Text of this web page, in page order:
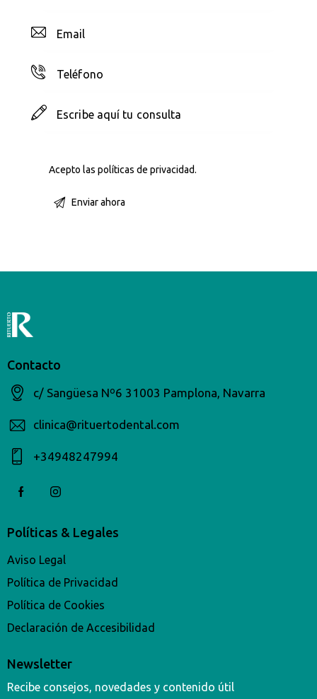
Acepto laspolíticas de privacidad.
Contacto
c/ Sangüesa Nº6 31003 Pamplona, Navarra
clinica@rituertodental.com
+34948247994​
Políticas & Legales
Aviso Legal
Política de Privacidad
Política de Cookies
Declaración de Accesibilidad
Newsletter
Recibe consejos, novedades y contenido útil